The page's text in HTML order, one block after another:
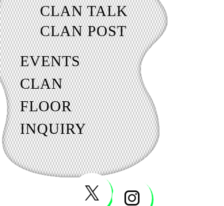
CLAN TALK
CLAN POST
EVENTS
CLAN
FLOOR
INQUIRY